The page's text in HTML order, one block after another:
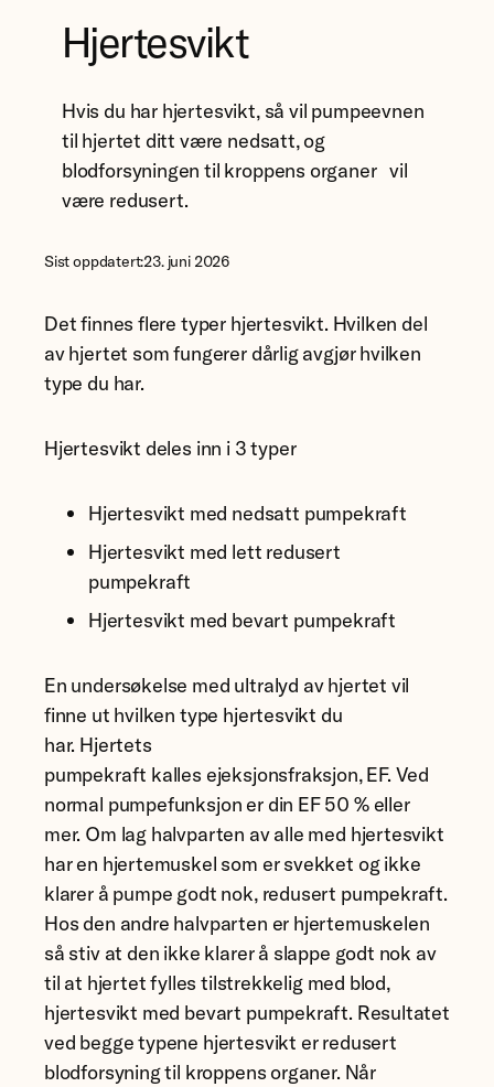
Hjertesvikt
Hvis du har hjertesvikt, så vil pumpeevnen
til hjertet ditt være nedsatt, og
blodforsyningen til kroppens organer vil
være redusert.
Sist oppdatert:23. juni 2026
Det finnes flere typer hjertesvikt. Hvilken del
av hjertet som fungerer dårlig avgjør hvilken
type du har.
Hjertesvikt deles inn i 3 typer
Hjertesvikt med nedsatt pumpekraft
Hjertesvikt med lett redusert
pumpekraft
Hjertesvikt med bevart pumpekraft
En undersøkelse med ultralyd av hjertet vil
finne ut hvilken type hjertesvikt du
har. Hjertets
pumpekraft kalles ejeksjonsfraksjon, EF. Ved
normal pumpefunksjon er din EF 50 % eller
mer. Om lag halvparten av alle med hjertesvikt
har en hjertemuskel som er svekket og ikke
klarer å pumpe godt nok, redusert pumpekraft.
Hos den andre halvparten er hjertemuskelen
så stiv at den ikke klarer å slappe godt nok av
til at hjertet fylles tilstrekkelig med blod,
hjertesvikt med bevart pumpekraft. Resultatet
ved begge typene hjertesvikt er redusert
blodforsyning til kroppens organer. Når